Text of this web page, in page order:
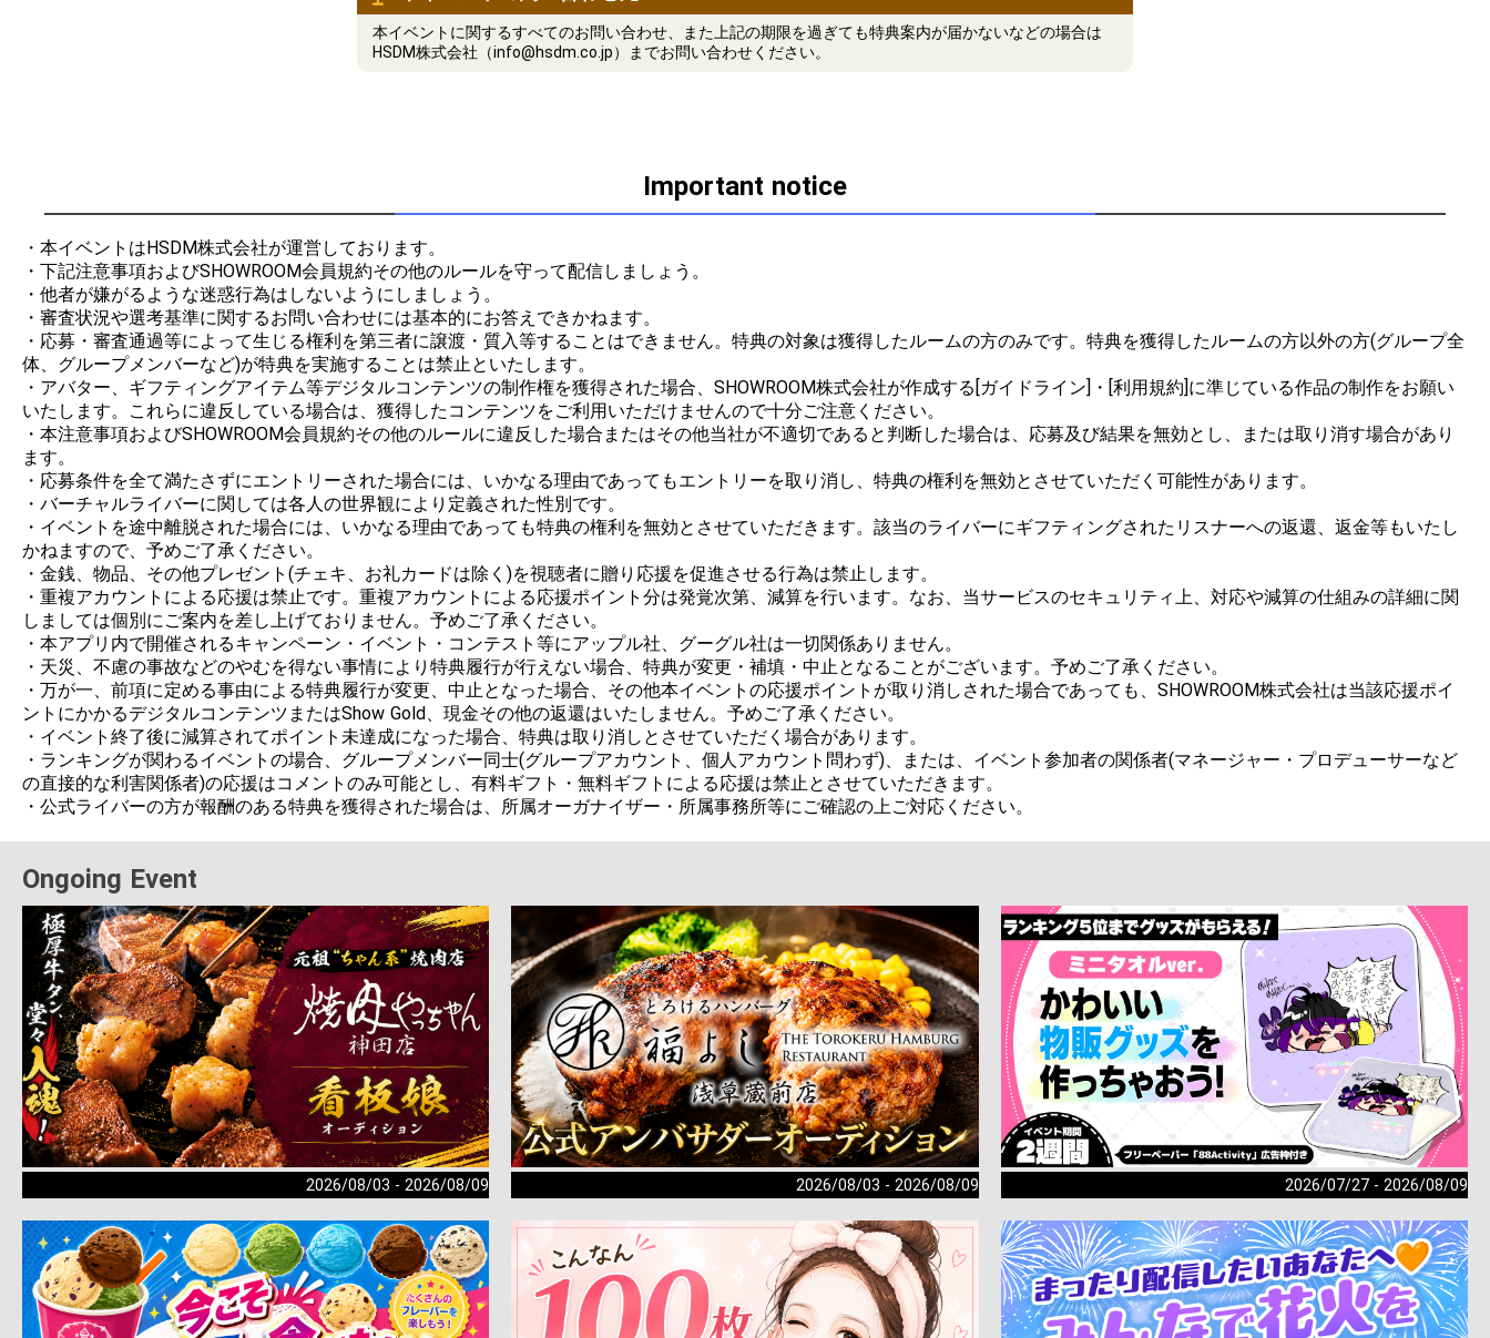
本イベントに関するすべてのお問い合わせ、また上記の期限を過ぎても特典案内が届かないなどの場合は
HSDM株式会社（info@hsdm.co.jp）までお問い合わせください。
Important notice
・本イベントはHSDM株式会社が運営しております。
・下記注意事項およびSHOWROOM会員規約その他のルールを守って配信しましょう。
・他者が嫌がるような迷惑行為はしないようにしましょう。
・審査状況や選考基準に関するお問い合わせには基本的にお答えできかねます。
・応募・審査通過等によって生じる権利を第三者に譲渡・質入等することはできません。特典の対象は獲得したルームの方のみです。特典を獲得したルームの方以外の方(グループ全
体、グループメンバーなど)が特典を実施することは禁止といたします。
・アバター、ギフティングアイテム等デジタルコンテンツの制作権を獲得された場合、SHOWROOM株式会社が作成する[ガイドライン]・[利用規約]に準じている作品の制作をお願い
いたします。これらに違反している場合は、獲得したコンテンツをご利用いただけませんので十分ご注意ください。
・本注意事項およびSHOWROOM会員規約その他のルールに違反した場合またはその他当社が不適切であると判断した場合は、応募及び結果を無効とし、または取り消す場合があり
ます。
・応募条件を全て満たさずにエントリーされた場合には、いかなる理由であってもエントリーを取り消し、特典の権利を無効とさせていただく可能性があります。
・バーチャルライバーに関しては各人の世界観により定義された性別です。
・イベントを途中離脱された場合には、いかなる理由であっても特典の権利を無効とさせていただきます。該当のライバーにギフティングされたリスナーへの返還、返金等もいたし
かねますので、予めご了承ください。
・金銭、物品、その他プレゼント(チェキ、お礼カードは除く)を視聴者に贈り応援を促進させる行為は禁止します。
・重複アカウントによる応援は禁止です。重複アカウントによる応援ポイント分は発覚次第、減算を行います。なお、当サービスのセキュリティ上、対応や減算の仕組みの詳細に関
しましては個別にご案内を差し上げておりません。予めご了承ください。
・本アプリ内で開催されるキャンペーン・イベント・コンテスト等にアップル社、グーグル社は一切関係ありません。
・天災、不慮の事故などのやむを得ない事情により特典履行が行えない場合、特典が変更・補填・中止となることがございます。予めご了承ください。
・万が一、前項に定める事由による特典履行が変更、中止となった場合、その他本イベントの応援ポイントが取り消しされた場合であっても、SHOWROOM株式会社は当該応援ポイ
ントにかかるデジタルコンテンツまたはShow Gold、現金その他の返還はいたしません。予めご了承ください。
・イベント終了後に減算されてポイント未達成になった場合、特典は取り消しとさせていただく場合があります。
・ランキングが関わるイベントの場合、グループメンバー同士(グループアカウント、個人アカウント問わず)、または、イベント参加者の関係者(マネージャー・プロデューサーなど
の直接的な利害関係者)の応援はコメントのみ可能とし、有料ギフト・無料ギフトによる応援は禁止とさせていただきます。
Ongoing Event
2026/08/03 - 2026/08/09 2026/08/03 - 2026/08/09 2026/07/27 - 2026/08/09